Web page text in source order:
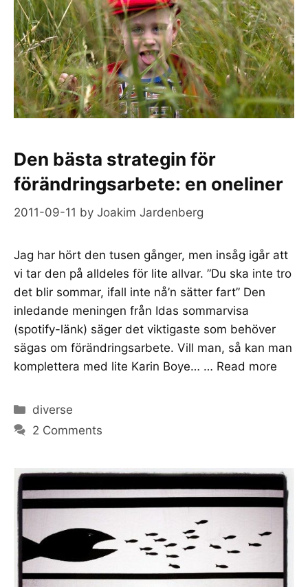
Den bästa strategin för
förändringsarbete: en oneliner
2011-09-11 by Joakim Jardenberg
Jag har hört den tusen gånger, men insåg igår att
vi tar den på alldeles för lite allvar. ”Du ska inte tro
det blir sommar, ifall inte nå’n sätter fart” Den
inledande meningen från Idas sommarvisa
(spotify-länk) säger det viktigaste som behöver
sägas om förändringsarbete. Vill man, så kan man
komplettera med lite Karin Boye… … Read more
Categories
diverse
2 Comments